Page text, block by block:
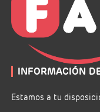
INFORMACIÓN
Estamos a tu